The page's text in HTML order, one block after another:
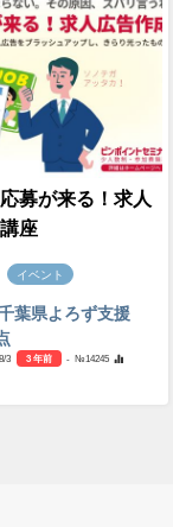
募が来る！求人
座
イベント
葉県よろず支援
3 3 年前
- №14245